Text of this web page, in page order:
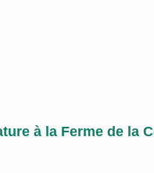
à la Ferme de la